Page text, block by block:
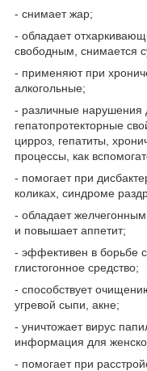
- снимает жар;
- обладает
свободным, снимается
- применяют при
алкогольные;
- различные нарушения
гепатопротекторные
цирроз, гепатиты,
процессы, как
- помогает при
коликах, синдроме
- обладает
и повышает аппетит;
- эффективен в борьбе
глистогонное средство;
- способствует
угревой сыпи, акне;
- уничтожает вирус
информация для
- помогает при